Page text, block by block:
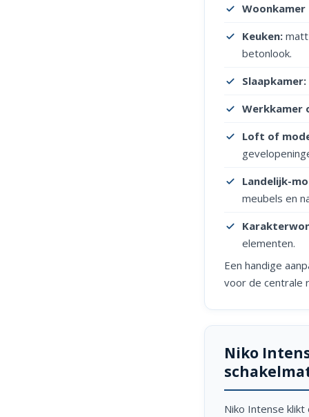
Keuken:
betonlook.
Slaapkamer:
Werkkamer
Loft of
Landelijk-
meubels en
elementen.
Een handige
voor de centrale
Niko
Niko Intense